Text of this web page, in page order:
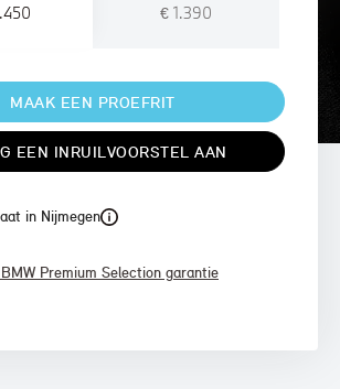
€ 1.390
MAAK EEN PROEFRIT
EEN INRUILVOORSTEL AAN
in Nijmegen
Premium Selection garantie